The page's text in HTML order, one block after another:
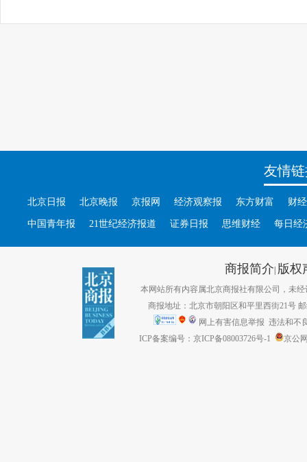
友情
北京日报 北京晚报 京报网 经济观察报 东方财富 财
中国青年报 21世纪经济报道 证券日报 思维财经 每日经
商报简介| 版权
本网站所有内容属北京商报社有限公司，未经
商报地址：北京市朝阳区和平里西街21号
网上有害信息举报 违法和不
ICP备案编号：京ICP备08003726号-1
京公